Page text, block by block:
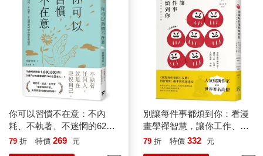
你可以習慣不在意：不內
耗、不執著、不迷惘的62個
心態重整練習
79 折 特價 269 元
別讓每件事都煩到你：看漫
畫學禪智慧，讓你工作、生
活、人際無憂一身輕
79 折 特價 332 元